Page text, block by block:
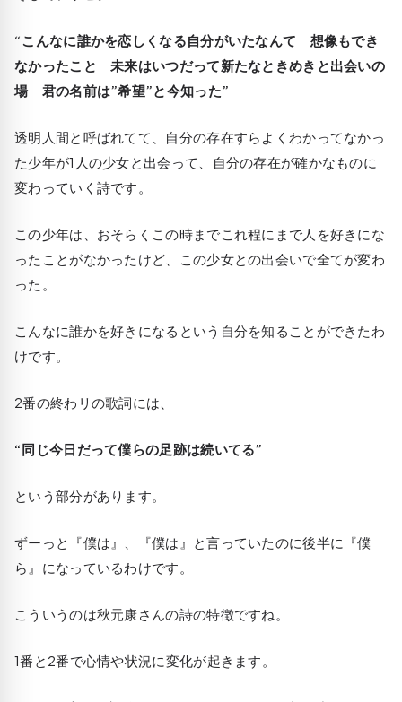
“こんなに誰かを恋しくなる自分がいたなんて 想像もでき
なかったこと 未来はいつだって新たなときめきと出会いの
場 君の名前は”希望”と今知った”
透明人間と呼ばれてて、自分の存在すらよくわかってなかっ
た少年が1人の少女と出会って、自分の存在が確かなものに
変わっていく詩です。
この少年は、おそらくこの時までこれ程にまで人を好きにな
ったことがなかったけど、この少女との出会いで全てが変わ
った。
こんなに誰かを好きになるという自分を知ることができたわ
けです。
2番の終わリの歌詞には、
“同じ今日だって僕らの足跡は続いてる”
という部分があります。
ずーっと『僕は』、『僕は』と言っていたのに後半に『僕
ら』になっているわけです。
こういうのは秋元康さんの詩の特徴ですね。
1番と2番で心情や状況に変化が起きます。